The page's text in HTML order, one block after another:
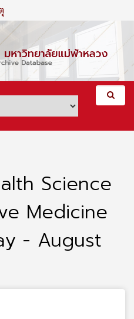
Science
Medicine
- August